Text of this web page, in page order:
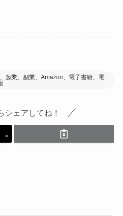
起業、副業、Amazon、電子書籍、電
シェアしてね！